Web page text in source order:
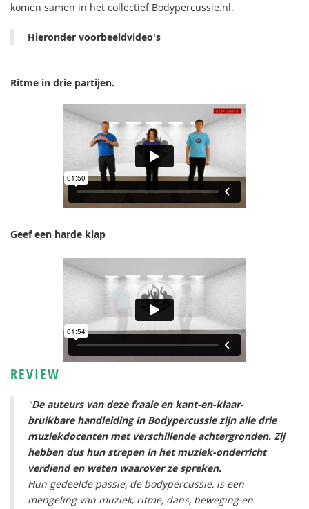
komen samen in het collectief Bodypercussie.nl.
Hieronder voorbeeldvideo's
Ritme in drie partijen.
Geef een harde klap
REVIEW
"De auteurs van deze fraaie en kant-en-klaar-
bruikbare handleiding in Bodypercussie zijn alle drie
muziekdocenten met verschillende achtergronden. Zij
hebben dus hun strepen in het muziek-onderricht
verdiend en weten waarover ze spreken.
Hun gedeelde passie, de bodypercussie, is een
mengeling van muziek, ritme, dans, beweging en